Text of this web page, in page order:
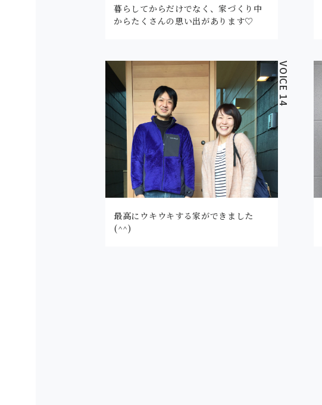
暮らしてからだけでなく、家づくり中
からたくさんの思い出があります♡
最高にウキウキする家ができました
(^^)
VOICE 14